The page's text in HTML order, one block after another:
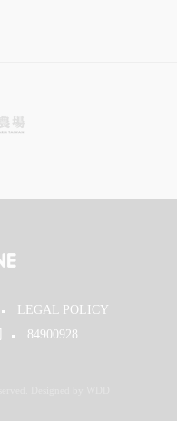
LEGAL POLICY
84900928